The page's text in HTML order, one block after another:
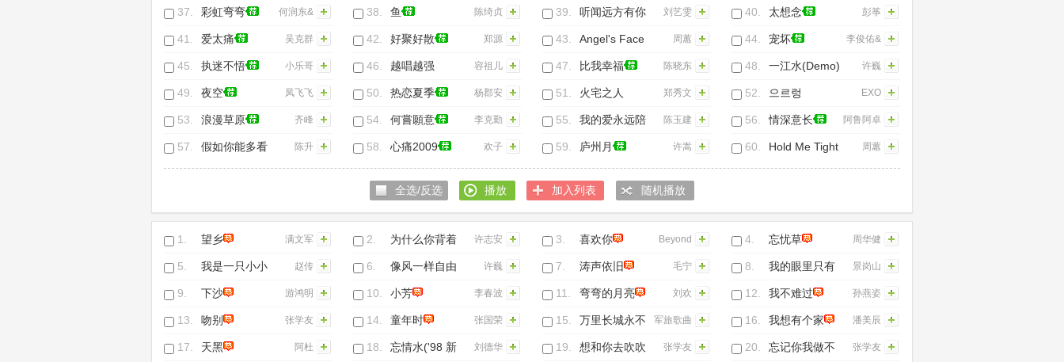
的天空
杜蕾斯
37. 彩虹弯弯
何润东&
游鸿明
38. 鱼 陈绮贞 39. 听闻远方有你 刘艺雯 40. 太想念 彭筝
41. 爱太痛 吴克群 42. 好聚好散 郑源 43. Angel's Face 周蕙 44. 宠坏
李俊佑&
小潘潘
45. 执迷不悟
小乐哥
（王唯
46.
越唱越强
(Live)
容祖儿 47. 比我幸福 陈晓东 48. 一江水(Demo) 许巍
49. 夜空 凤飞飞 50. 热恋夏季 杨郡安 51.
火宅之人
(TheSacrifice)
郑秀文 52.
으르렁
(Growl)
EXO
53. 浪漫草原 齐峰 54. 何嘗願意 李克勤 55.
我的爱永远陪
着你
陈玉建 56. 情深意长 阿鲁阿卓
57.
假如你能多看
我一眼
陈升 58. 心痛2009 欢子 59. 庐州月 许嵩 60. Hold Me Tight 周蕙
全选/反选 播放 加入列表 随机播放
1. 望乡 满文军 2.
为什么你背着
我爱别人
许志安 3. 喜欢你 Beyond 4. 忘忧草 周华健
5.
我是一只小小
鸟(Live)
赵传 6. 像风一样自由 许巍 7. 涛声依旧 毛宁 8.
我的眼里只有
你
景岗山
9. 下沙 游鸿明 10. 小芳 李春波 11. 弯弯的月亮 刘欢 12. 我不难过 孙燕姿
13. 吻别 张学友 14. 童年时 张国荣 15.
万里长城永不
倒
军旅歌曲 16. 我想有个家 潘美辰
17. 天黑 阿杜 18.
忘情水('98 新
刘德华 19.
想和你去吹吹
张学友 20.
忘记你我做不
张学友